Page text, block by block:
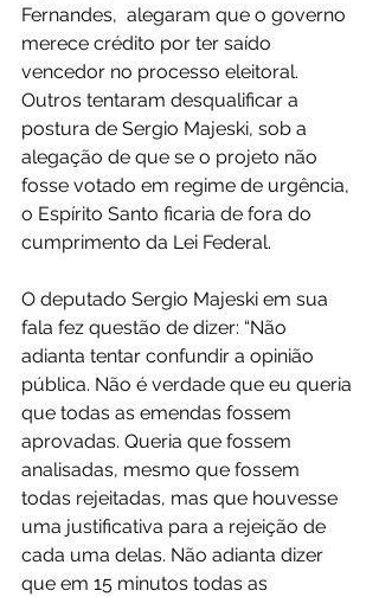
Fernandes,  alegaram que o governo
merece crédito por ter saído
vencedor no processo eleitoral.
Outros tentaram desqualificar a
postura de Sergio Majeski, sob a
alegação de que se o projeto não
fosse votado em regime de urgência,
o Espírito Santo ficaria de fora do
cumprimento da Lei Federal.
O deputado Sergio Majeski em sua
fala fez questão de dizer: “Não
adianta tentar confundir a opinião
pública. Não é verdade que eu queria
que todas as emendas fossem
aprovadas. Queria que fossem
analisadas, mesmo que fossem
todas rejeitadas, mas que houvesse
uma justificativa para a rejeição de
cada uma delas. Não adianta dizer
que em 15 minutos todas as